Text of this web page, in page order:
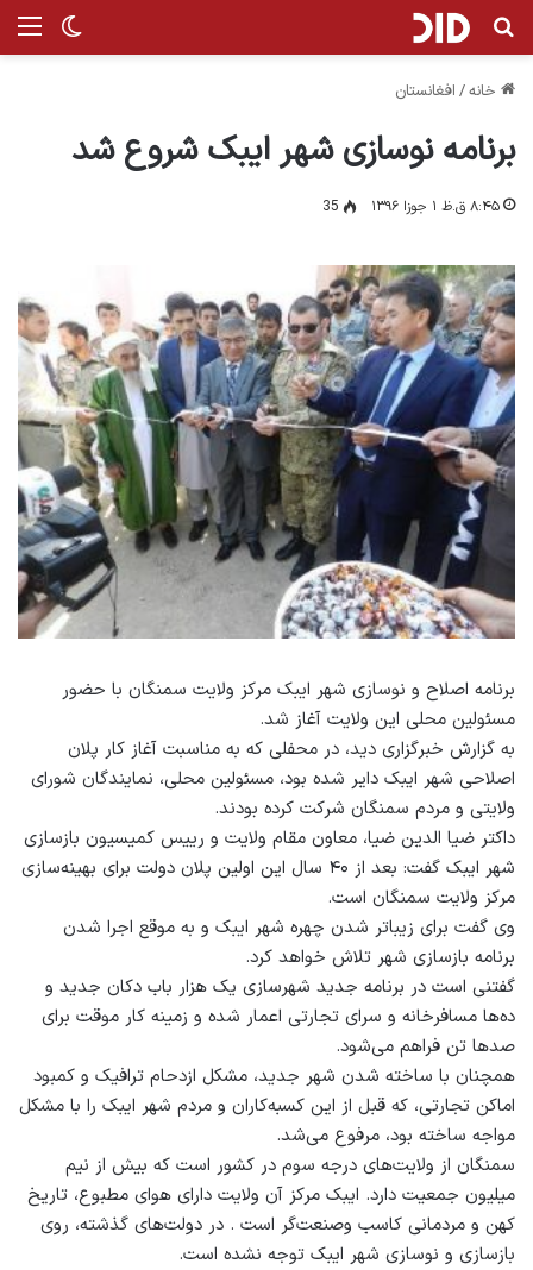
تغییر جستجو برای
خانه/ افغانستان
برنامه نوسازی شهر ایبک شروع شد
۸:۴۵ ق.ظ ۱ جوزا ۱۳۹۶ 35
برنامه اصلاح و نوسازی شهر ایبک مرکز ولایت سمنگان با حضور
مسئولین محلی این ولایت آغاز شد.
به گزارش خبرگزاری دید، در محفلی که به مناسبت آغاز کار پلان
اصلاحی شهر ایبک دایر شده بود، مسئولین محلی، نمایندگان شورای
ولایتی و مردم سمنگان شرکت کرده بودند.
داکتر ضیا الدین ضیا، معاون مقام ولایت و رییس کمیسیون بازسازی
شهر ایبک گفت: بعد از ۴۰ سال این اولین پلان دولت برای بهینه‌سازی
مرکز ولایت سمنگان است.
وی گفت برای زیباتر شدن چهره شهر ایبک و به موقع اجرا شدن
برنامه بازسازی شهر تلاش خواهد کرد.
گفتنی است در برنامه جدید شهرسازی یک هزار باب دکان جدید و
ده‌ها مسافرخانه و سرای تجارتی اعمار شده و زمینه کار موقت برای
صدها تن فراهم می‌شود.
همچنان با ساخته شدن شهر جدید، مشکل ازدحام ترافیک و کمبود
اماکن تجارتی، که قبل از این کسبه‌کاران و مردم شهر ایبک را با مشکل
مواجه ساخته بود، مرفوع می‌شد.
سمنگان از ولایت‌های درجه سوم در کشور است که بیش از نیم
میلیون جمعیت دارد. ایبک مرکز آن ولایت دارای هوای مطبوع، تاریخ
کهن و مردمانی کاسب وصنعت‌گر است . در دولت‌های گذشته، روی
بازسازی و نوسازی شهر ایبک توجه نشده است.